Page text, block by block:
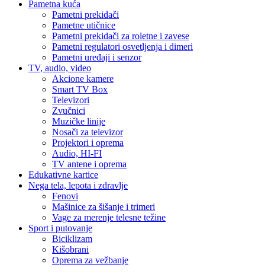
Pametna kuća
Pametni prekidači
Pametne utičnice
Pametni prekidači za roletne i zavese
Pametni regulatori osvetljenja i dimeri
Pametni uređaji i senzor
TV, audio, video
Akcione kamere
Smart TV Box
Televizori
Zvučnici
Muzičke linije
Nosači za televizor
Projektori i oprema
Audio, HI-FI
TV antene i oprema
Edukativne kartice
Nega tela, lepota i zdravlje
Fenovi
Mašinice za šišanje i trimeri
Vage za merenje telesne težine
Sport i putovanje
Biciklizam
Kišobrani
Oprema za vežbanje